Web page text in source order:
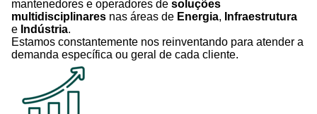
mantenedores e operadores de soluções
multidisciplinares nas áreas de Energia, Infraestrutura
e Indústria.
Estamos constantemente nos reinventando para atender a
demanda específica ou geral de cada cliente.